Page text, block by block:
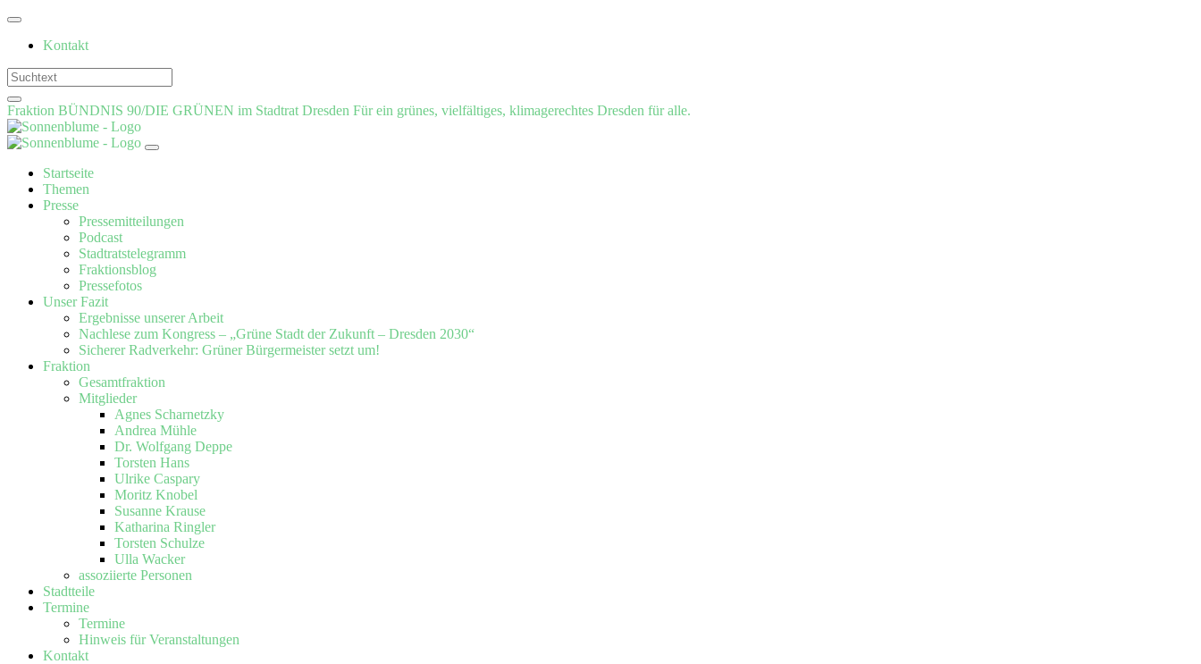
Weiter
Inhalt
Kontakt
Fraktion BÜNDNIS 90/DIE GRÜNEN im Stadtrat Dresden Für ein grünes, vielfältiges, klimagerechtes Dresden für alle.
Startseite
Themen
Presse
Pressemitteilungen
Podcast
Stadtratstelegramm
Fraktionsblog
Pressefotos
Unser Fazit
Ergebnisse unserer Arbeit
Nachlese zum Kongress – „Grüne Stadt der Zukunft – Dresden 2030“
Sicherer Radverkehr: Grüner Bürgermeister setzt um!
Fraktion
Gesamtfraktion
Mitglieder
Agnes Scharnetzky
Andrea Mühle
Dr. Wolfgang Deppe
Torsten Hans
Ulrike Caspary
Moritz Knobel
Susanne Krause
Katharina Ringler
Torsten Schulze
Ulla Wacker
assoziierte Personen
Stadtteile
Termine
Termine
Hinweis für Veranstaltungen
Kontakt